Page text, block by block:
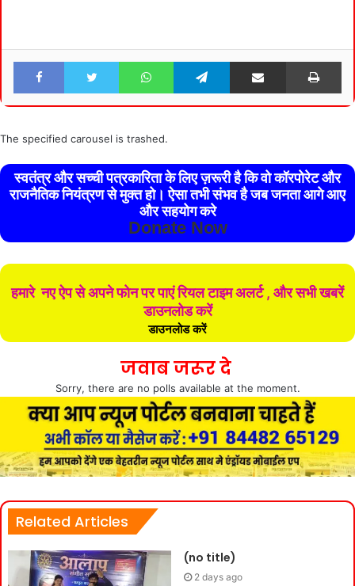
Facebook Twitter WhatsApp Telegram Share via Email
The specified carousel is trashed.
स्वतंत्र और सच्ची पत्रकारिता के लिए ज़रूरी है कि वो कॉरपोरेट और
राजनैतिक नियंत्रण से मुक्त हो। ऐसा तभी संभव है जब जनता आगे आए
और सहयोग करे
Donate Now
हमारे नए ऐप से अपने फोन पर पाएं रियल टाइम अलर्ट , और सभी खबरें
डाउनलोड करें
डाउनलोड करें
जवाब जरूर दे
Sorry, there are no polls available at the moment.
Related Articles
(no title)
2 days ago